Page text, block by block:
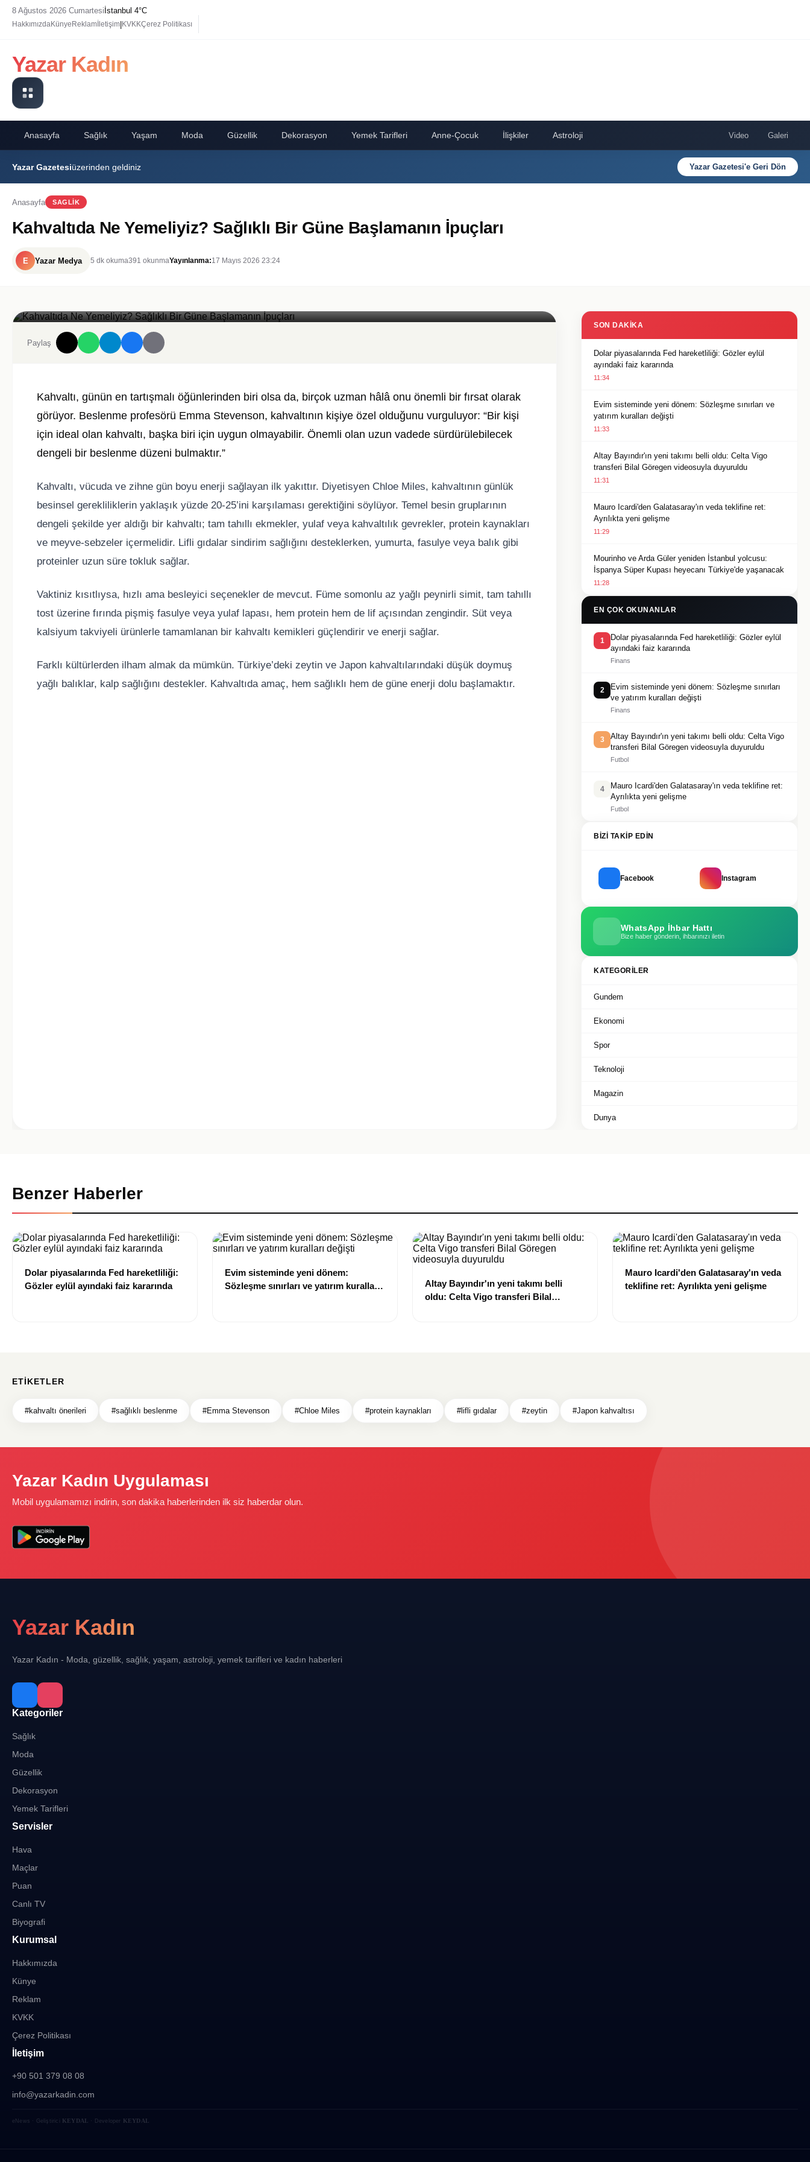
8 Ağustos 2026 Cumartesi İstanbul 4°C
HakkımızdaKünye Reklam İletişim|KVKKÇerez Politikası
Yazar Kadın
Anasayfa Sağlık Yaşam Moda Güzellik Dekorasyon Yemek Tarifleri Anne-Çocuk İlişkiler Astroloji Video Galeri
Yazar Gazetesiüzerinden geldiniz Yazar Gazetesi'e Geri Dön
Anasayfa SAGLIK
Kahvaltıda Ne Yemeliyiz? Sağlıklı Bir Güne Başlamanın İpuçları
E Yazar Medya 5 dk okuma391 okunmaYayınlanma:17 Mayıs 2026 23:24
Paylaş
Kahvaltı, günün en tartışmalı öğünlerinden biri olsa da, birçok uzman hâlâ onu önemli bir fırsat olarak
görüyor. Beslenme profesörü Emma Stevenson, kahvaltının kişiye özel olduğunu vurguluyor: “Bir kişi
için ideal olan kahvaltı, başka biri için uygun olmayabilir. Önemli olan uzun vadede sürdürülebilecek
dengeli bir beslenme düzeni bulmaktır.”
Kahvaltı, vücuda ve zihne gün boyu enerji sağlayan ilk yakıttır. Diyetisyen Chloe Miles, kahvaltının günlük
besinsel gerekliliklerin yaklaşık yüzde 20-25’ini karşılaması gerektiğini söylüyor. Temel besin gruplarının
dengeli şekilde yer aldığı bir kahvaltı; tam tahıllı ekmekler, yulaf veya kahvaltılık gevrekler, protein kaynakları
ve meyve-sebzeler içermelidir. Lifli gıdalar sindirim sağlığını desteklerken, yumurta, fasulye veya balık gibi
proteinler uzun süre tokluk sağlar.
Vaktiniz kısıtlıysa, hızlı ama besleyici seçenekler de mevcut. Füme somonlu az yağlı peynirli simit, tam tahıllı
tost üzerine fırında pişmiş fasulye veya yulaf lapası, hem protein hem de lif açısından zengindir. Süt veya
kalsiyum takviyeli ürünlerle tamamlanan bir kahvaltı kemikleri güçlendirir ve enerji sağlar.
Farklı kültürlerden ilham almak da mümkün. Türkiye’deki zeytin ve Japon kahvaltılarındaki düşük doymuş
yağlı balıklar, kalp sağlığını destekler. Kahvaltıda amaç, hem sağlıklı hem de güne enerji dolu başlamaktır.
SON DAKIKA
Dolar piyasalarında Fed hareketliliği: Gözler eylül
ayındaki faiz kararında
11:34
Evim sisteminde yeni dönem: Sözleşme sınırları ve
yatırım kuralları değişti
11:33
Altay Bayındır'ın yeni takımı belli oldu: Celta Vigo
transferi Bilal Göregen videosuyla duyuruldu
11:31
Mauro Icardi'den Galatasaray'ın veda teklifine ret:
Ayrılıkta yeni gelişme
11:29
Mourinho ve Arda Güler yeniden İstanbul yolcusu:
İspanya Süper Kupası heyecanı Türkiye'de yaşanacak
11:28
EN ÇOK OKUNANLAR
1
Dolar piyasalarında Fed hareketliliği: Gözler eylül
ayındaki faiz kararında
Finans
2
Evim sisteminde yeni dönem: Sözleşme sınırları
ve yatırım kuralları değişti
Finans
3
Altay Bayındır'ın yeni takımı belli oldu: Celta Vigo
transferi Bilal Göregen videosuyla duyuruldu
Futbol
4
Mauro Icardi'den Galatasaray'ın veda teklifine ret:
Ayrılıkta yeni gelişme
Futbol
BIZI TAKIP EDIN
Facebook Instagram
WhatsApp İhbar Hattı
Bize haber gönderin, ihbarınızı iletin
KATEGORILER
Gundem
Ekonomi
Spor
Teknoloji
Magazin
Dunya
Benzer Haberler
Dolar piyasalarında Fed hareketliliği:
Gözler eylül ayındaki faiz kararında
Evim sisteminde yeni dönem:
Sözleşme sınırları ve yatırım kuralları
Altay Bayındır'ın yeni takımı belli
oldu: Celta Vigo transferi Bilal
Mauro Icardi'den Galatasaray'ın veda
teklifine ret: Ayrılıkta yeni gelişme
ETIKETLER
#kahvaltı önerileri #sağlıklı beslenme #Emma Stevenson #Chloe Miles #protein kaynakları #lifli gıdalar #zeytin #Japon kahvaltısı
Yazar Kadın Uygulaması
Mobil uygulamamızı indirin, son dakika haberlerinden ilk siz haberdar olun.
Yazar Kadın
Yazar Kadın - Moda, güzellik, sağlık, yaşam, astroloji, yemek tarifleri ve kadın haberleri
Kategoriler
Sağlık
Moda
Güzellik
Dekorasyon
Yemek Tarifleri
Servisler
Hava
Maçlar
Puan
Canlı TV
Biyografi
Kurumsal
Hakkımızda
Künye
Reklam
KVKK
Çerez Politikası
İletişim
+90 501 379 08 08
info@yazarkadin.com
eNews · Geliştirici KEYDAL · Developer KEYDAL